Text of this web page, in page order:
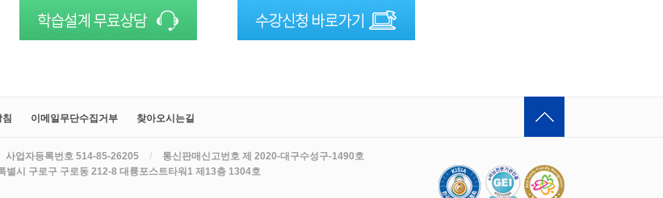
이메일무단수집거부 찾아오시는길
사업자등록번호 514-85-26205 /
통신판매신고번호 제 2020-대구수성구-1490호
별시 구로구 구로동 212-8 대륭포스트타워1 제13층 1304호